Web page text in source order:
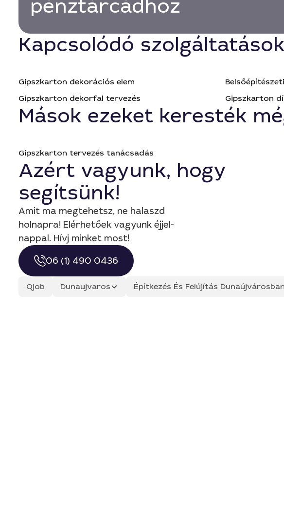
pénztárcádhoz
Kapcsolódó szolgáltatások
Gipszkarton dekorációs elem
Gipszkarton dekorfal tervezés
Gipszkarton
Mások ezeket keresték
Gipszkarton tervezés tanácsadás
Azért vagyunk, hogy
segítsünk!
Amit ma megtehetsz, ne halaszd
holnapra! Elérhetőek vagyunk éjjel-
nappal. Hívj minket most!
06 (1) 490 0436
Qjob Dunaujvaros Építkezés És Felújítás Dunaújvárosban